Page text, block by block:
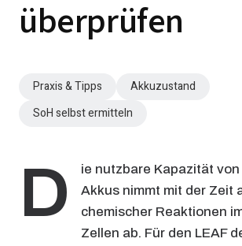
überprüfen
Praxis & Tipps
Akkuzustand
SoH selbst ermitteln
D
ie nutzbare Kapazität
Akkus nimmt mit der Zeit
chemischer Reaktionen
Zellen ab. Für den LEAF